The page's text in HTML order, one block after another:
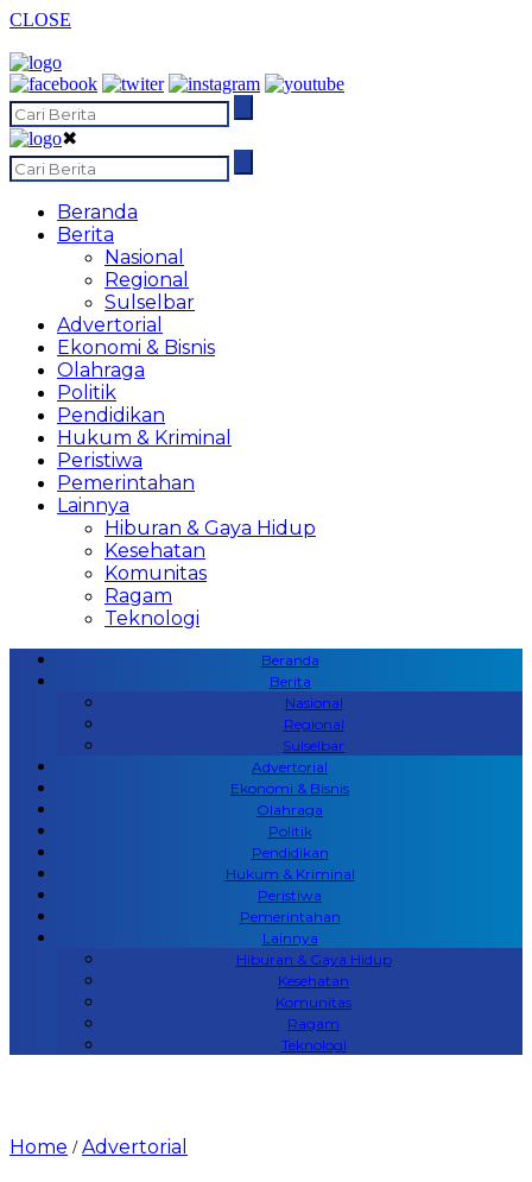
CLOSE
✖
Beranda
Berita
Nasional
Regional
Sulselbar
Advertorial
Ekonomi & Bisnis
Olahraga
Politik
Pendidikan
Hukum & Kriminal
Peristiwa
Pemerintahan
Lainnya
Hiburan & Gaya Hidup
Kesehatan
Komunitas
Ragam
Teknologi
Beranda
Berita
Nasional
Regional
Sulselbar
Advertorial
Ekonomi & Bisnis
Olahraga
Politik
Pendidikan
Hukum & Kriminal
Peristiwa
Pemerintahan
Lainnya
Hiburan & Gaya Hidup
Kesehatan
Komunitas
Ragam
Teknologi
Home /Advertorial